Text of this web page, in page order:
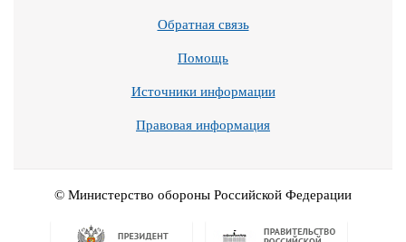
Обратная связь
Помощь
Источники информации
Правовая информация
© Министерство обороны Российской Федерации